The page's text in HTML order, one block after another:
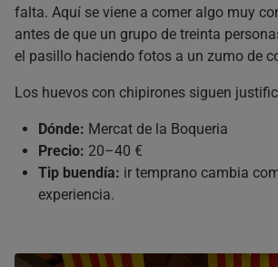
falta. Aquí se viene a comer algo muy
antes de que un grupo de treinta
el pasillo haciendo fotos a un zumo de
Los huevos con chipirones siguen
Dónde: Mercat de la Boqueria
Precio: 20–40 €
Tip buendía: ir temprano cambia
experiencia.